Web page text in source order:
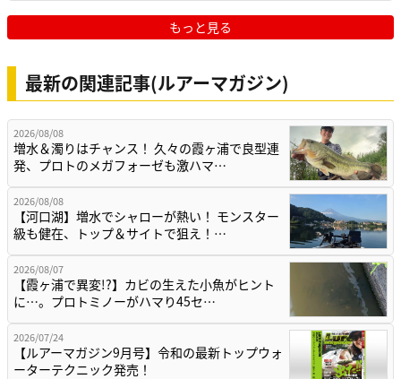
もっと見る
最新の関連記事(ルアーマガジン)
2026/08/08
増水＆濁りはチャンス！ 久々の霞ヶ浦で良型連
発、プロトのメガフォーゼも激ハマ…
2026/08/08
【河口湖】増水でシャローが熱い！ モンスター
級も健在、トップ＆サイトで狙え！…
2026/08/07
【霞ヶ浦で異変!?】カビの生えた小魚がヒント
に…。プロトミノーがハマり45セ…
2026/07/24
【ルアーマガジン9月号】令和の最新トップウォ
ーターテクニック発売！